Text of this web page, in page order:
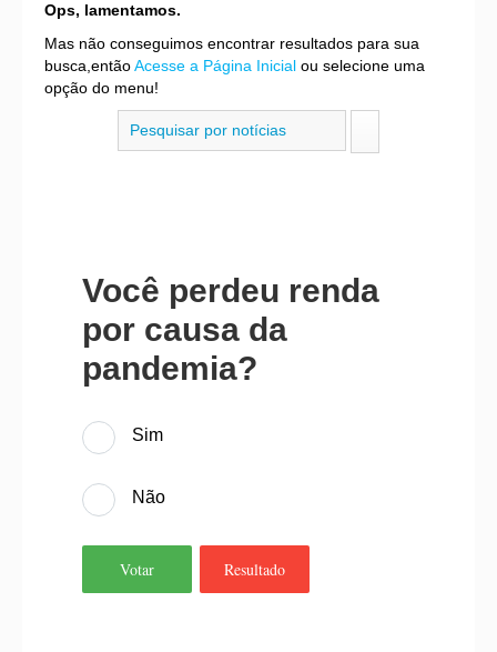
Ops, lamentamos.
Mas não conseguimos encontrar resultados para sua
busca,entãoAcesse a Página Inicial ou selecione uma
opção do menu!
Você perdeu renda
por causa da
pandemia?
Sim
Não
Votar Resultado